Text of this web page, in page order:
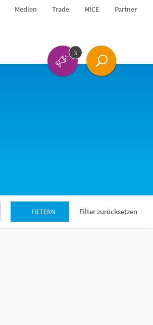
Medien Trade MICE Partner
3
FILTERN Filter zurücksetzen